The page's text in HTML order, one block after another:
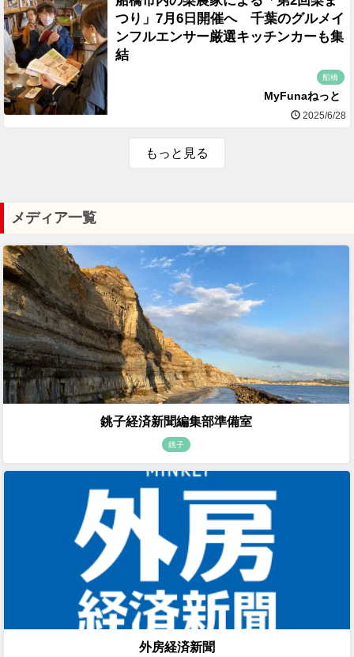
つり」7月6日開催へ 千葉のグルメイ
ンフルエンサー厳選キッチンカーも集
結
船橋
MyFunaねっと
2025/6/28
もっと見る
メディア一覧
銚子経済新聞編集部準備室
銚子
外房経済新聞